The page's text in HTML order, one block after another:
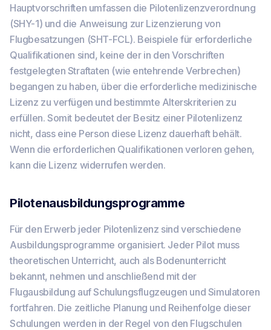
Hauptvorschriften umfassen die Pilotenlizenzverordnung
(SHY-1) und die Anweisung zur Lizenzierung von
Flugbesatzungen (SHT-FCL). Beispiele für erforderliche
Qualifikationen sind, keine der in den Vorschriften
festgelegten Straftaten (wie entehrende Verbrechen)
begangen zu haben, über die erforderliche medizinische
Lizenz zu verfügen und bestimmte Alterskriterien zu
erfüllen. Somit bedeutet der Besitz einer Pilotenlizenz
nicht, dass eine Person diese Lizenz dauerhaft behält.
Wenn die erforderlichen Qualifikationen verloren gehen,
kann die Lizenz widerrufen werden.
Pilotenausbildungsprogramme
Für den Erwerb jeder Pilotenlizenz sind verschiedene
Ausbildungsprogramme organisiert. Jeder Pilot muss
theoretischen Unterricht, auch als Bodenunterricht
bekannt, nehmen und anschließend mit der
Flugausbildung auf Schulungsflugzeugen und Simulatoren
fortfahren. Die zeitliche Planung und Reihenfolge dieser
Schulungen werden in der Regel von den Flugschulen